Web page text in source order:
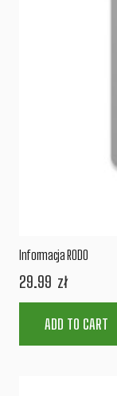
Informacja RODO
29.99 zł
ADD TO CART